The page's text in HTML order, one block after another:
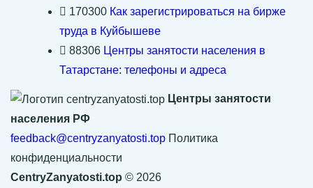
170300 Как зарегистрироваться на бирже
труда в Куйбышеве
88306 Центры занятости населения в
Татарстане: телефоны и адреса
Центры занятости
населения РФ
feedback@centryzanyatosti.top Политика
конфиденциальности
CentryZanyatosti.top © 2026